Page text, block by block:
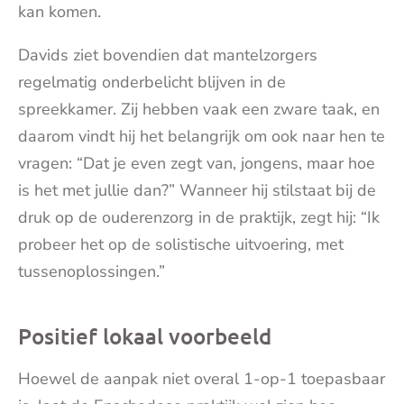
kan komen.
Davids ziet bovendien dat mantelzorgers
regelmatig onderbelicht blijven in de
spreekkamer. Zij hebben vaak een zware taak, en
daarom vindt hij het belangrijk om ook naar hen te
vragen: “Dat je even zegt van, jongens, maar hoe
is het met jullie dan?” Wanneer hij stilstaat bij de
druk op de ouderenzorg in de praktijk, zegt hij: “Ik
probeer het op de solistische uitvoering, met
tussenoplossingen.”
Positief lokaal voorbeeld
Hoewel de aanpak niet overal 1-op-1 toepasbaar